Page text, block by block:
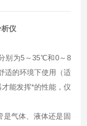
仪
别为5～35℃和0～8
适的环境下使用（适
能发挥*的性能，仪
气体、液体还是固